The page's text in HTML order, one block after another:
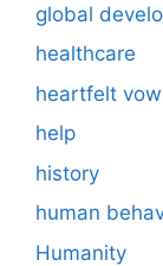
global
healthcare
heartfelt
help
history
human
Humanity